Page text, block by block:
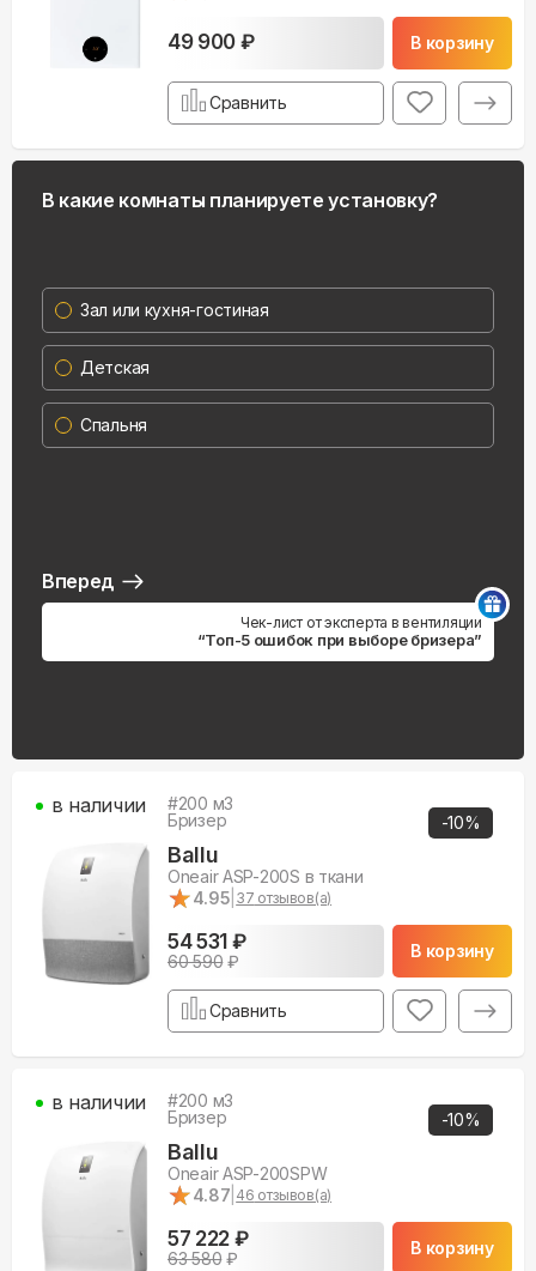
49 900 ₽ В корзину
Сравнить
-10%
#200 м3
Бризер
Ballu
Oneair ASP-200S в ткани
★
★4.95 37 отзывов(а)
54 531 ₽
60 590₽
В корзину
в наличии
Сравнить
-10%
#200 м3
Бризер
Ballu
Oneair ASP-200SPW
★
★4.87 46 отзывов(а)
57 222 ₽
63 580₽
В корзину
в наличии
В какие комнаты планируете установку?
Зал или кухня-гостиная
Детская
Спальня
Вперед
Чек-лист от эксперта в вентиляции
“Топ-5 ошибок при выборе бризера”